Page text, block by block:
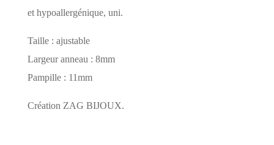
et hypoallergénique, uni.
Taille : ajustable
Largeur anneau : 8mm
Pampille : 11mm
Création ZAG BIJOUX.